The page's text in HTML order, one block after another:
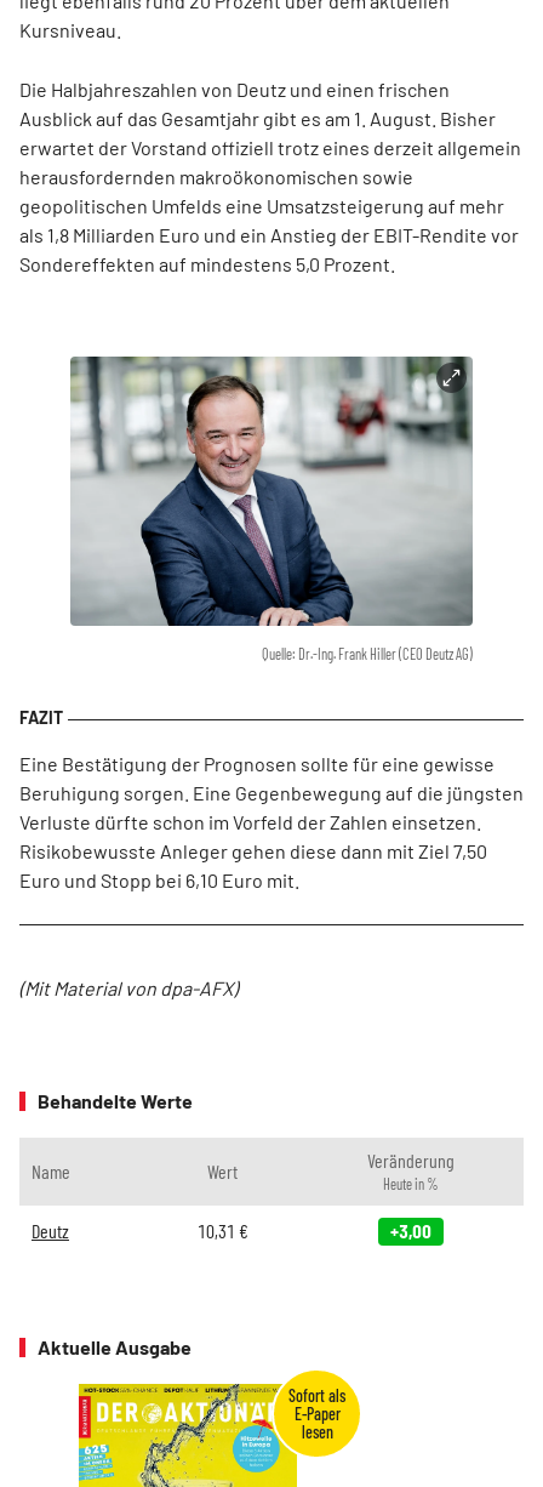
Kursniveau.
Die Halbjahreszahlen von Deutz und einen frischen
Ausblick auf das Gesamtjahr gibt es am 1. August. Bisher
erwartet der Vorstand offiziell trotz eines derzeit allgemein
herausfordernden makroökonomischen sowie
geopolitischen Umfelds eine Umsatzsteigerung auf mehr
als 1,8 Milliarden Euro und ein Anstieg der EBIT-Rendite vor
Sondereffekten auf mindestens 5,0 Prozent.
Quelle: Dr.-Ing. Frank Hiller (CEO Deutz AG)
Eine Bestätigung der Prognosen sollte für eine gewisse
Beruhigung sorgen. Eine Gegenbewegung auf die jüngsten
Verluste dürfte schon im Vorfeld der Zahlen einsetzen.
Risikobewusste Anleger gehen diese dann mit Ziel 7,50
Euro und Stopp bei 6,10 Euro mit.
(Mit Material von dpa-AFX)
Behandelte Werte
Name Wert Veränderung
Heute in %
Deutz 10,31 € +3,00
Aktuelle Ausgabe